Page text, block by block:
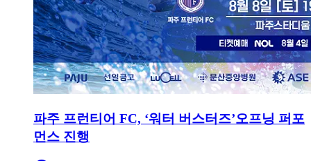
파주 프런티어 FC, ‘워터 버스터즈’오프닝 퍼포
먼스 진행